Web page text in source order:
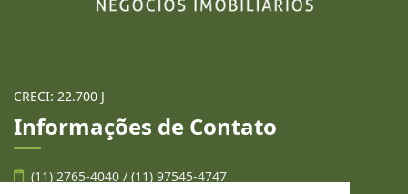
CRECI: 22.700 J
Informações de Contato
(11) 2765-4040 / (11) 97545-4747